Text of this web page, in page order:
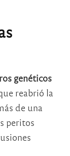
genéticos
reabrió la
de una
peritos